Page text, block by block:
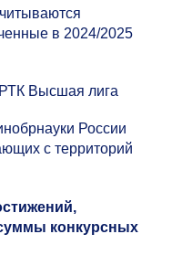
в 2024/2025
Высшая лига
России
с территорий
конкурсных